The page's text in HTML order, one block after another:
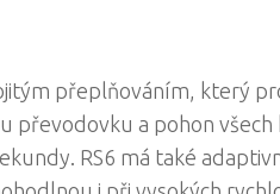
přeplňováním, který
a pohon
RS6 má také